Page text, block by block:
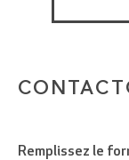
Remplissez le